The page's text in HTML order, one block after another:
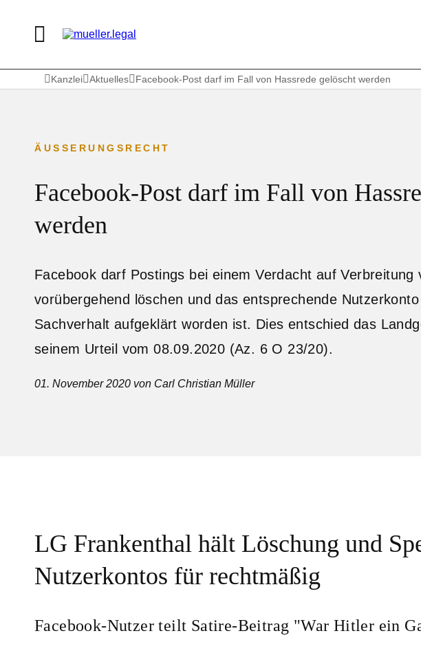
Kanzlei Aktuelles Facebook-Post darf im Fall von Hassrede gelöscht werden
ÄUSSERUNGSRECHT
Facebook-Post darf im Fall von
werden
Facebook darf Postings bei einem Verdacht auf Verbreitung
vorübergehend löschen und das entsprechende
Sachverhalt aufgeklärt worden ist. Dies entschied das
seinem Urteil vom 08.09.2020 (Az. 6 O 23/20).
01. November 2020 von Carl Christian Müller
LG Frankenthal hält Löschung und
Nutzerkontos für rechtmäßig
Facebook-Nutzer teilt Satire-Beitrag "War Hitler ein